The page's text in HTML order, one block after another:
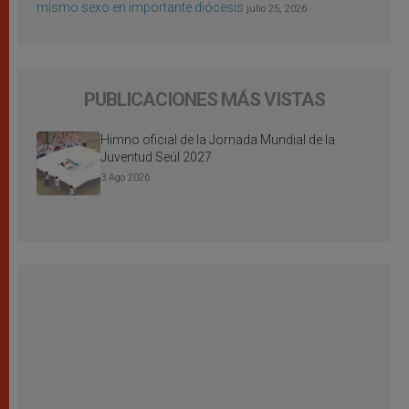
mismo sexo en importante diócesis julio 25, 2026
PUBLICACIONES MÁS VISTAS
Himno oficial de la Jornada Mundial de la
Juventud Seúl 2027
3 Ago 2026